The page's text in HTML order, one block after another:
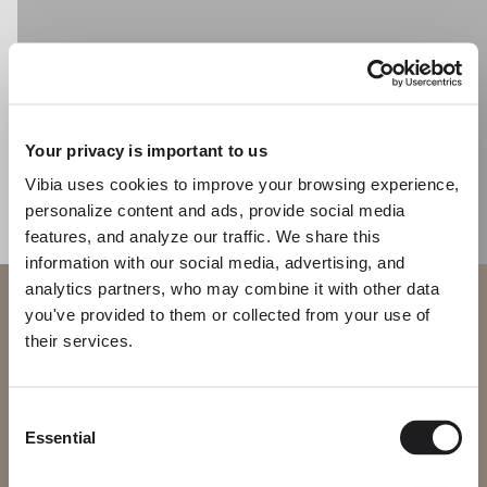
Your privacy is important to us
Vibia uses cookies to improve your browsing experience,
personalize content and ads, provide social media
features, and analyze our traffic. We share this
information with our social media, advertising, and
analytics partners, who may combine it with other data
you've provided to them or collected from your use of
their services.
Selection
Essential
Willkommen bei Vibia
Sie versuchen, auf unser
Bitte wählen Sie die richtige Website für Ihre Region, um
sicherzustellen, dass alle verfügbaren Produkte den lokalen